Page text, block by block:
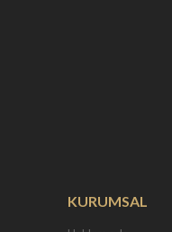
KURUMSAL